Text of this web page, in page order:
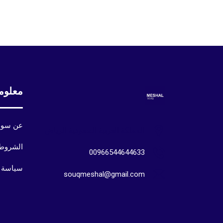
00966544644633
souqmeshal@gmail.com
عن